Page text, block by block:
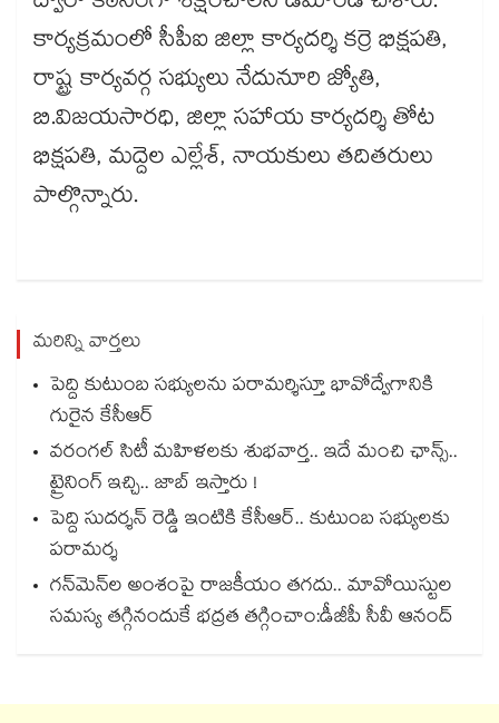
కార్యక్రమంలో సీపీఐ జిల్లా కార్యదర్శి కర్రె భిక్షపతి,
రాష్ట్ర కార్యవర్గ సభ్యులు నేదునూరి జ్యోతి,
బి.విజయసారధి, జిల్లా సహాయ కార్యదర్శి తోట
భిక్షపతి, మద్దెల ఎల్లేశ్, నాయకులు తదితరులు
పాల్గొన్నారు.
మరిన్ని వార్తలు
పెద్ది కుటుంబ సభ్యులను పరామర్శిస్తూ భావోద్వేగానికి
గురైన కేసీఆర్
వరంగల్ సిటీ మహిళలకు శుభవార్త.. ఇదే మంచి ఛాన్స్..
ట్రైనింగ్ ఇచ్చి.. జాబ్ ఇస్తారు !
పెద్ది సుదర్శన్ రెడ్డి ఇంటికి కేసీఆర్.. కుటుంబ సభ్యులకు
పరామర్శ
గన్⁭మెన్⁭ల అంశంపై రాజకీయం తగదు.. మావోయిస్టుల
సమస్య తగ్గినందుకే భద్రత తగ్గించాం:డీజీపీ సీవీ ఆనంద్